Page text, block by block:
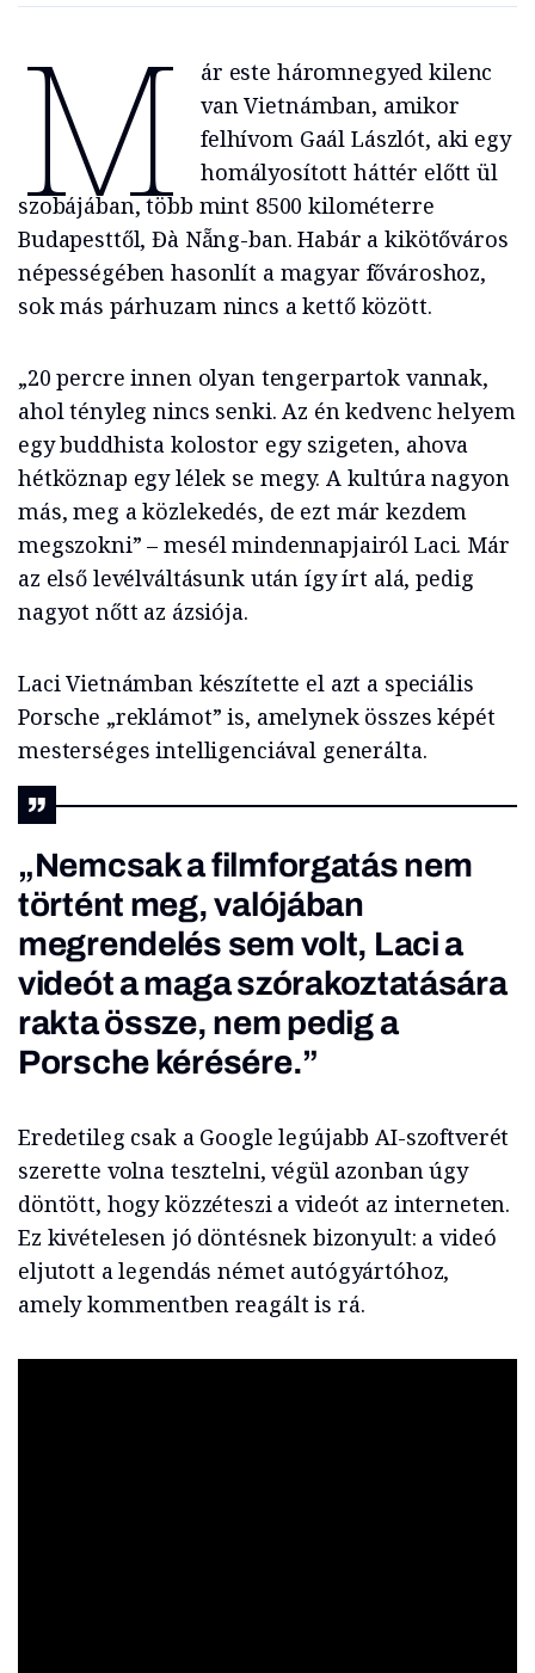
M
ár este háromnegyed kilenc
van Vietnámban, amikor
felhívom Gaál Lászlót, aki egy
homályosított háttér előtt ül
szobájában, több mint 8500 kilométerre
Budapesttől, Đà Nẵng-ban. Habár a kikötőváros
népességében hasonlít a magyar fővároshoz,
sok más párhuzam nincs a kettő között.
„20 percre innen olyan tengerpartok vannak,
ahol tényleg nincs senki. Az én kedvenc helyem
egy buddhista kolostor egy szigeten, ahova
hétköznap egy lélek se megy. A kultúra nagyon
más, meg a közlekedés, de ezt már kezdem
megszokni” – mesél mindennapjairól Laci. Már
az első levélváltásunk után így írt alá, pedig
nagyot nőtt az ázsiója.
Laci Vietnámban készítette el azt a speciális
Porsche „reklámot” is, amelynek összes képét
mesterséges intelligenciával generálta.
„Nemcsak a filmforgatás nem
történt meg, valójában
megrendelés sem volt, Laci a
videót a maga szórakoztatására
rakta össze, nem pedig a
Porsche kérésére.”
Eredetileg csak a Google legújabb AI-szoftverét
szerette volna tesztelni, végül azonban úgy
döntött, hogy közzéteszi a videót az interneten.
Ez kivételesen jó döntésnek bizonyult: a videó
eljutott a legendás német autógyártóhoz,
amely kommentben reagált is rá.